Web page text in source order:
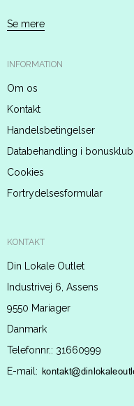
Se mere
INFORMATION
Om os
Kontakt
Handelsbetingelser
Databehandling i bonusklub
Cookies
Fortrydelsesformular
KONTAKT
Din Lokale Outlet
Industrivej 6, Assens
9550 Mariager
Danmark
Telefonnr.: 31660999
E-mail :